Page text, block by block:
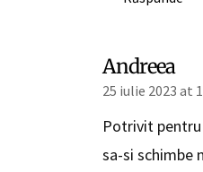
Andreea
25 iulie 2023 at
Potrivit
sa-si schimbe